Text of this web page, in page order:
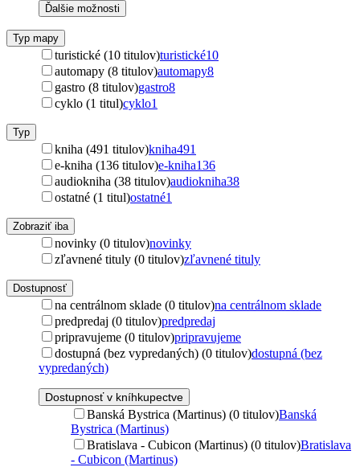
Ďalšie možnosti
Typ mapy
turistické (10 titulov)turistické10
automapy (8 titulov)automapy8
gastro (8 titulov)gastro8
cyklo (1 titul)cyklo1
Typ
kniha (491 titulov)kniha491
e-kniha (136 titulov)e-kniha136
audiokniha (38 titulov)audiokniha38
ostatné (1 titul)ostatné1
Zobraziť iba
novinky (0 titulov)novinky
zľavnené tituly (0 titulov)zľavnené tituly
Dostupnosť
na centrálnom sklade (0 titulov)na centrálnom sklade
predpredaj (0 titulov)predpredaj
pripravujeme (0 titulov)pripravujeme
dostupná (bez vypredaných) (0 titulov)dostupná (bez
vypredaných)
Dostupnosť v kníhkupectve
Banská Bystrica (Martinus) (0 titulov)Banská
Bystrica (Martinus)
Bratislava - Cubicon (Martinus) (0 titulov)Bratislava
- Cubicon (Martinus)